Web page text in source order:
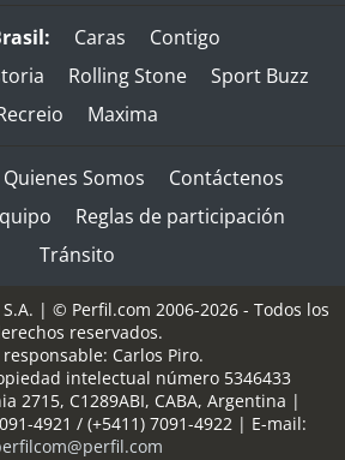
Caras
Contigo
Rolling Stone
Sport Buzz
Maxima
Quienes Somos
Contáctenos
Reglas de participación
Tránsito
| © Perfil.com 2006-2026 - Todos los
reservados.
Carlos Piro.
intelectual número 5346433
2715, C1289ABI, CABA, Argentina |
4921 / (+5411) 7091-4922| E-mail: